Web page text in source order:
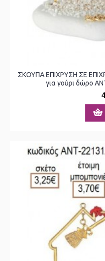
ΣΚΟΥΠΑ ΕΠΙΧΡΥΣΗ ΣΕ
για γούρι δώρο